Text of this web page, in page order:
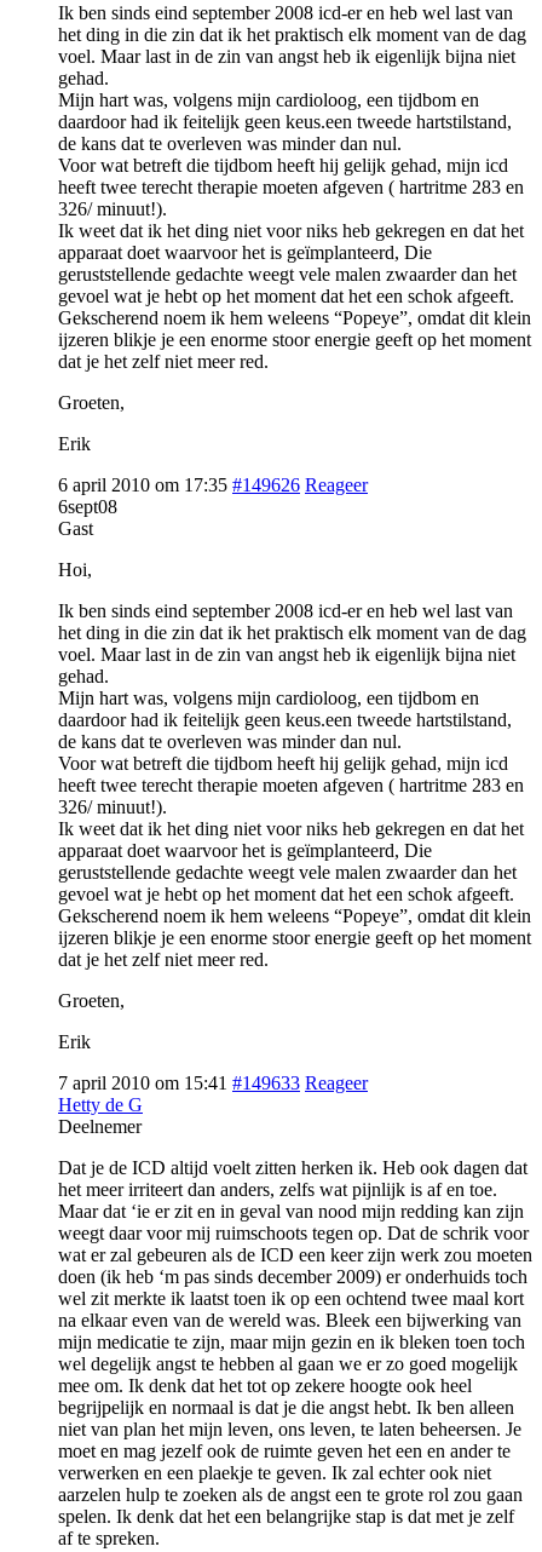
Ik ben sinds eind september 2008 icd-er en heb wel last van
het ding in die zin dat ik het praktisch elk moment van de dag
voel. Maar last in de zin van angst heb ik eigenlijk bijna niet
gehad.
Mijn hart was, volgens mijn cardioloog, een tijdbom en
daardoor had ik feitelijk geen keus.een tweede hartstilstand,
de kans dat te overleven was minder dan nul.
Voor wat betreft die tijdbom heeft hij gelijk gehad, mijn icd
heeft twee terecht therapie moeten afgeven ( hartritme 283 en
326/ minuut!).
Ik weet dat ik het ding niet voor niks heb gekregen en dat het
apparaat doet waarvoor het is geïmplanteerd, Die
geruststellende gedachte weegt vele malen zwaarder dan het
gevoel wat je hebt op het moment dat het een schok afgeeft.
Gekscherend noem ik hem weleens “Popeye”, omdat dit klein
ijzeren blikje je een enorme stoor energie geeft op het moment
dat je het zelf niet meer red.
Groeten,
Erik
6 april 2010 om 17:35 #149626 Reageer
6sept08
Gast
Hoi,
Ik ben sinds eind september 2008 icd-er en heb wel last van
het ding in die zin dat ik het praktisch elk moment van de dag
voel. Maar last in de zin van angst heb ik eigenlijk bijna niet
gehad.
Mijn hart was, volgens mijn cardioloog, een tijdbom en
daardoor had ik feitelijk geen keus.een tweede hartstilstand,
de kans dat te overleven was minder dan nul.
Voor wat betreft die tijdbom heeft hij gelijk gehad, mijn icd
heeft twee terecht therapie moeten afgeven ( hartritme 283 en
326/ minuut!).
Ik weet dat ik het ding niet voor niks heb gekregen en dat het
apparaat doet waarvoor het is geïmplanteerd, Die
geruststellende gedachte weegt vele malen zwaarder dan het
gevoel wat je hebt op het moment dat het een schok afgeeft.
Gekscherend noem ik hem weleens “Popeye”, omdat dit klein
ijzeren blikje je een enorme stoor energie geeft op het moment
dat je het zelf niet meer red.
Groeten,
Erik
7 april 2010 om 15:41 #149633 Reageer
Hetty de G
Deelnemer
Dat je de ICD altijd voelt zitten herken ik. Heb ook dagen dat
het meer irriteert dan anders, zelfs wat pijnlijk is af en toe.
Maar dat ‘ie er zit en in geval van nood mijn redding kan zijn
weegt daar voor mij ruimschoots tegen op. Dat de schrik voor
wat er zal gebeuren als de ICD een keer zijn werk zou moeten
doen (ik heb ‘m pas sinds december 2009) er onderhuids toch
wel zit merkte ik laatst toen ik op een ochtend twee maal kort
na elkaar even van de wereld was. Bleek een bijwerking van
mijn medicatie te zijn, maar mijn gezin en ik bleken toen toch
wel degelijk angst te hebben al gaan we er zo goed mogelijk
mee om. Ik denk dat het tot op zekere hoogte ook heel
begrijpelijk en normaal is dat je die angst hebt. Ik ben alleen
niet van plan het mijn leven, ons leven, te laten beheersen. Je
moet en mag jezelf ook de ruimte geven het een en ander te
verwerken en een plaekje te geven. Ik zal echter ook niet
aarzelen hulp te zoeken als de angst een te grote rol zou gaan
spelen. Ik denk dat het een belangrijke stap is dat met je zelf
af te spreken.